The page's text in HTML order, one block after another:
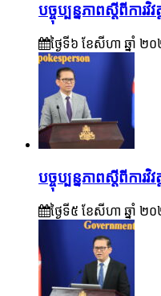
បច្ចុប្បន្នភាពស្ដីពីការ
ថ្ងៃទី៦ ខែ​សីហា ឆ្នាំ ២
បច្ចុប្បន្នភាពស្ដីពីការ
ថ្ងៃទី៥ ខែ​សីហា ឆ្នាំ ២